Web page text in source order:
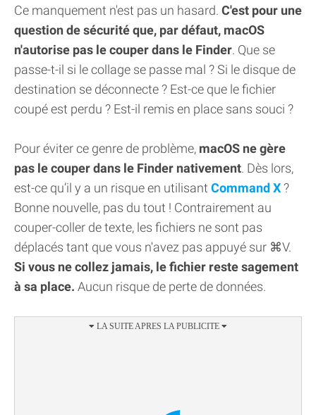
Ce manquement n'est pas un hasard. C'est pour une
question de sécurité que, par défaut, macOS
n'autorise pas le couper dans le Finder. Que se
passe-t-il si le collage se passe mal ? Si le disque de
destination se déconnecte ? Est-ce que le fichier
coupé est perdu ? Est-il remis en place sans souci ?
Pour éviter ce genre de problème, macOS ne gère
pas le couper dans le Finder nativement. Dès lors,
est-ce qu’il y a un risque en utilisant Command X?
Bonne nouvelle, pas du tout ! Contrairement au
couper-coller de texte, les fichiers ne sont pas
déplacés tant que vous n'avez pas appuyé sur ⌘V.
Si vous ne collez jamais, le fichier reste sagement
à sa place. Aucun risque de perte de données.